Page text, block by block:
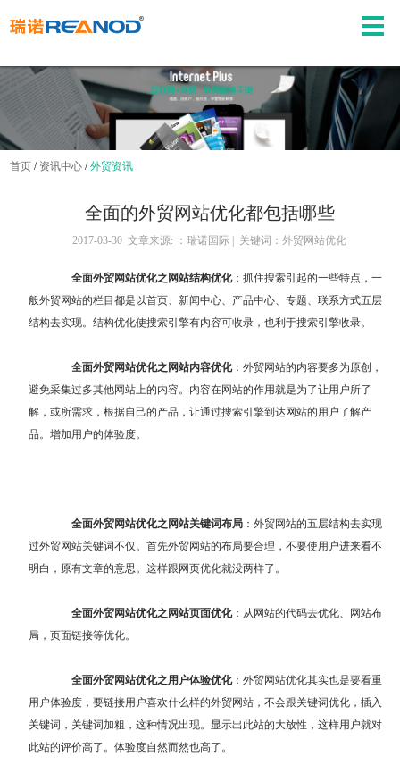
首页 / 资讯中心 /外贸资讯
全面的外贸网站优化都包括哪些
2017-03-30 文章来源: ：瑞诺国际 | 关键词：外贸网站优化
全面外贸网站优化之网站结构优化：抓住搜索引起的一些特点，一
般外贸网站的栏目都是以首页、新闻中心、产品中心、专题、联系方式五层
结构去实现。结构优化使搜索引擎有内容可收录，也利于搜索引擎收录。
全面外贸网站优化之网站内容优化：外贸网站的内容要多为原创，
避免采集过多其他网站上的内容。内容在网站的作用就是为了让用户所了
解，或所需求，根据自己的产品，让通过搜索引擎到达网站的用户了解产
品。增加用户的体验度。
全面外贸网站优化之网站关键词布局 ：外贸网站的五层结构去实现
过外贸网站关键词不仅。首先外贸网站的布局要合理，不要使用户进来看不
明白，原有文章的意思。这样跟网页优化就没两样了。
全面外贸网站优化之网站页面优化：从网站的代码去优化、网站布
局，页面链接等优化。
全面外贸网站优化之用户体验优化：外贸网站优化其实也是要看重
用户体验度，要链接用户喜欢什么样的外贸网站，不会跟关键词优化，插入
关键词，关键词加粗，这种情况出现。显示出此站的大放性，这样用户就对
此站的评价高了。体验度自然而然也高了。